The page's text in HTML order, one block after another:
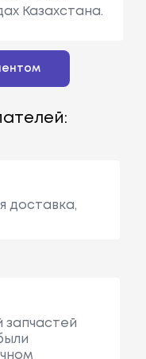
Казахстана.
доставка,
запчастей